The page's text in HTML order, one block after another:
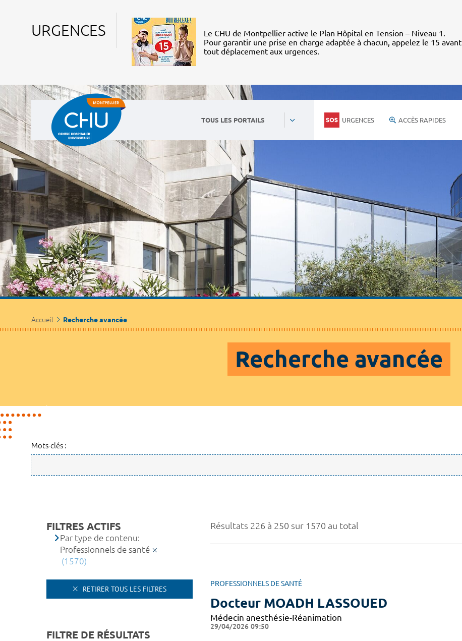
URGENCES
Le CHU de Montpellier active le Plan Hôpital en Tension – Niveau 1.
Pour garantir une prise en charge adaptée à chacun, appelez le 15 avant
tout déplacement aux urgences.
TOUS LES PORTAILS URGENCES ACCÈS RAPIDES
Accueil Recherche avancée
Recherche avancée
Mots-clés :
Résultats 226 à 250 sur 1570 au total
PROFESSIONNELS DE SANTÉ
Docteur MOADH LASSOUED
Médecin anesthésie-Réanimation
29/04/2026 09:50
FILTRES ACTIFS
Par type de contenu:
Professionnels de santé
(1570)
RETIRER TOUS LES FILTRES
FILTRE DE RÉSULTATS